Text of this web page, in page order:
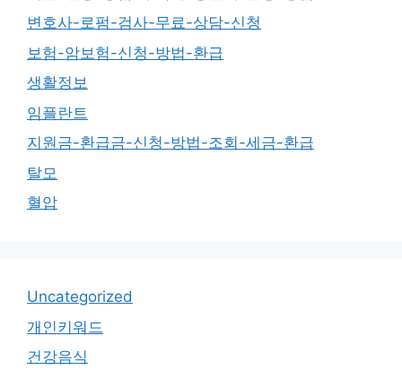
변호사-로펌-검사-무료-상담-신청
보험-암보험-신청-방법-환급
생활정보
임플란트
지원금-환급금-신청-방법-조회-세금-환급
탈모
혈압
Uncategorized
개인키워드
건강음식